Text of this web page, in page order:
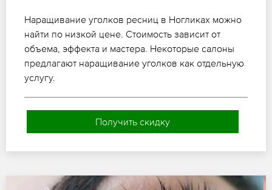
Наращивание уголков ресниц в Ногликах можно
найти по низкой цене. Стоимость зависит от
объема, эффекта и мастера. Некоторые салоны
предлагают наращивание уголков как отдельную
услугу.
Получить скидку